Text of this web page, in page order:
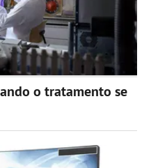
o tratamento se